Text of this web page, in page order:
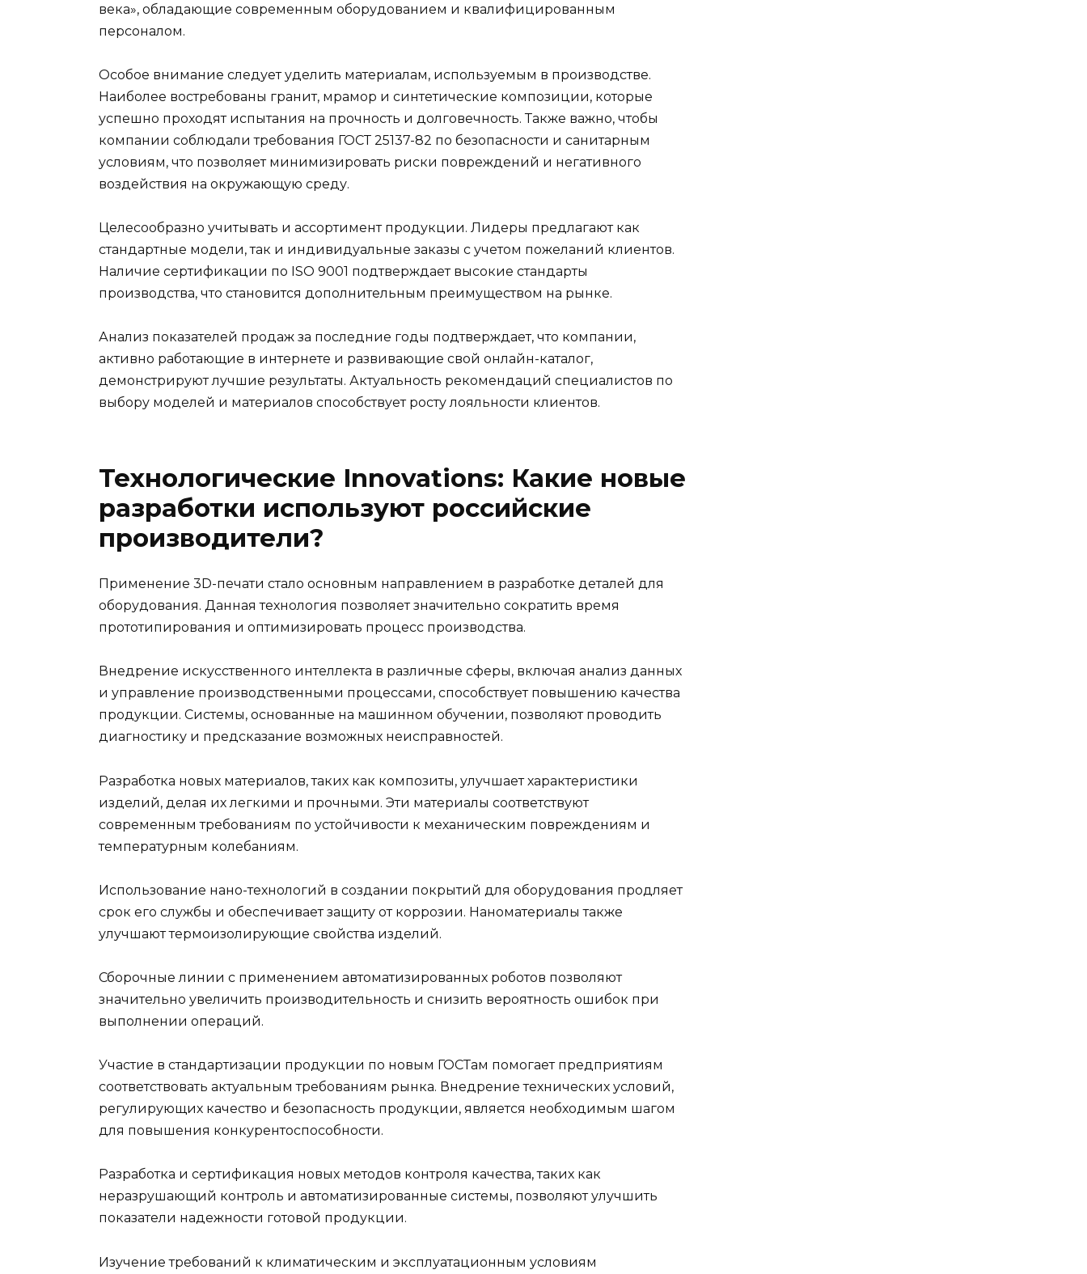
века», обладающие современным оборудованием и квалифицированным
персоналом.
Особое внимание следует уделить материалам, используемым в производстве.
Наиболее востребованы гранит, мрамор и синтетические композиции, которые
успешно проходят испытания на прочность и долговечность. Также важно, чтобы
компании соблюдали требования ГОСТ 25137-82 по безопасности и санитарным
условиям, что позволяет минимизировать риски повреждений и негативного
воздействия на окружающую среду.
Целесообразно учитывать и ассортимент продукции. Лидеры предлагают как
стандартные модели, так и индивидуальные заказы с учетом пожеланий клиентов.
Наличие сертификации по ISO 9001 подтверждает высокие стандарты
производства, что становится дополнительным преимуществом на рынке.
Анализ показателей продаж за последние годы подтверждает, что компании,
активно работающие в интернете и развивающие свой онлайн-каталог,
демонстрируют лучшие результаты. Актуальность рекомендаций специалистов по
выбору моделей и материалов способствует росту лояльности клиентов.
Технологические Innovations: Какие новые
разработки используют российские
производители?
Применение 3D-печати стало основным направлением в разработке деталей для
оборудования. Данная технология позволяет значительно сократить время
прототипирования и оптимизировать процесс производства.
Внедрение искусственного интеллекта в различные сферы, включая анализ данных
и управление производственными процессами, способствует повышению качества
продукции. Системы, основанные на машинном обучении, позволяют проводить
диагностику и предсказание возможных неисправностей.
Разработка новых материалов, таких как композиты, улучшает характеристики
изделий, делая их легкими и прочными. Эти материалы соответствуют
современным требованиям по устойчивости к механическим повреждениям и
температурным колебаниям.
Использование нано-технологий в создании покрытий для оборудования продляет
срок его службы и обеспечивает защиту от коррозии. Наноматериалы также
улучшают термоизолирующие свойства изделий.
Сборочные линии с применением автоматизированных роботов позволяют
значительно увеличить производительность и снизить вероятность ошибок при
выполнении операций.
Участие в стандартизации продукции по новым ГОСТам помогает предприятиям
соответствовать актуальным требованиям рынка. Внедрение технических условий,
регулирующих качество и безопасность продукции, является необходимым шагом
для повышения конкурентоспособности.
Разработка и сертификация новых методов контроля качества, таких как
неразрушающий контроль и автоматизированные системы, позволяют улучшить
показатели надежности готовой продукции.
Изучение требований к климатическим и эксплуатационным условиям